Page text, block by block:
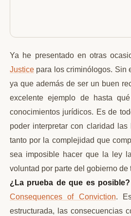
Ya he presentado en otras
Justice para los criminólogos. Sin
ya que además de ser un buen
excelente ejemplo de hasta
conocimientos jurídicos. Es de
poder interpretar con claridad
tanto por la complejidad que
sea imposible hacer que la ley
voluntad por parte del gobierno de
¿La prueba de que es posible?
Consequences of Conviction.
estructurada, las consecuencias